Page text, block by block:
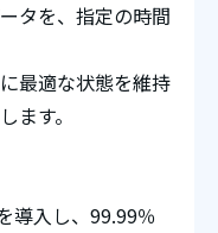
タを、指定の時間
最適な状態を維持
ます。
入し、99.99％